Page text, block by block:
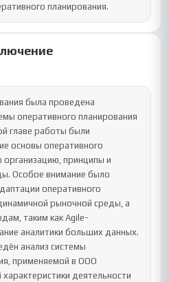
планирования.
была проведена
оперативного планирования
главе работы были
основы оперативного
организацию, принципы и
Особое внимание было
оперативного
рыночной среды, а
таким как Agile-
аналитики больших данных.
анализ системы
применяемой в ООО
деятельности